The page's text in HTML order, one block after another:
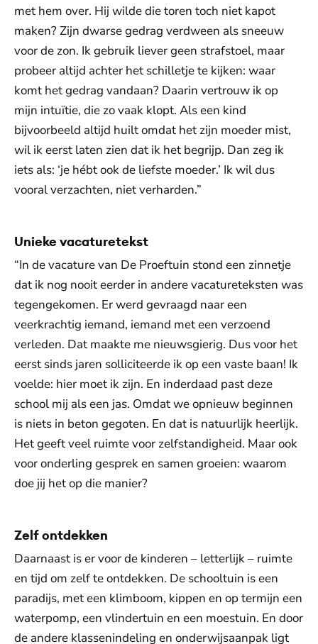
met hem over. Hij wilde die toren toch niet kapot
maken? Zijn dwarse gedrag verdween als sneeuw
voor de zon. Ik gebruik liever geen strafstoel, maar
probeer altijd achter het schilletje te kijken: waar
komt het gedrag vandaan? Daarin vertrouw ik op
mijn intuïtie, die zo vaak klopt. Als een kind
bijvoorbeeld altijd huilt omdat het zijn moeder mist,
wil ik eerst laten zien dat ik het begrijp. Dan zeg ik
iets als: ‘je hébt ook de liefste moeder.’ Ik wil dus
vooral verzachten, niet verharden.”
Unieke vacaturetekst
“In de vacature van De Proeftuin stond een zinnetje
dat ik nog nooit eerder in andere vacatureteksten was
tegengekomen. Er werd gevraagd naar een
veerkrachtig iemand, iemand met een verzoend
verleden. Dat maakte me nieuwsgierig. Dus voor het
eerst sinds jaren solliciteerde ik op een vaste baan! Ik
voelde: hier moet ik zijn. En inderdaad past deze
school mij als een jas. Omdat we opnieuw beginnen
is niets in beton gegoten. En dat is natuurlijk heerlijk.
Het geeft veel ruimte voor zelfstandigheid. Maar ook
voor onderling gesprek en samen groeien: waarom
doe jij het op die manier?
Zelf ontdekken
Daarnaast is er voor de kinderen – letterlijk – ruimte
en tijd om zelf te ontdekken. De schooltuin is een
paradijs, met een klimboom, kippen en op termijn een
waterpomp, een vlindertuin en een moestuin. En door
de andere klassenindeling en onderwijsaanpak ligt